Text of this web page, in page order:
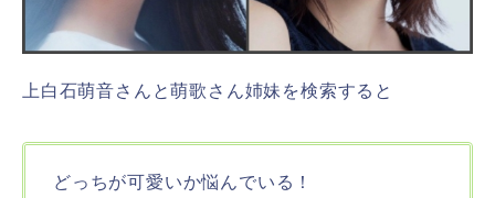
上白石萌音さんと萌歌さん姉妹を検索すると
どっちが可愛いか悩んでいる！